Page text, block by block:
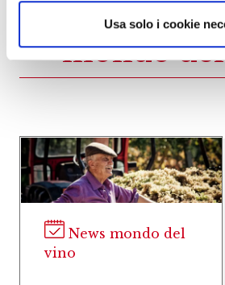
Usa solo i cookie
Altre
mondo
News mondo del
vino